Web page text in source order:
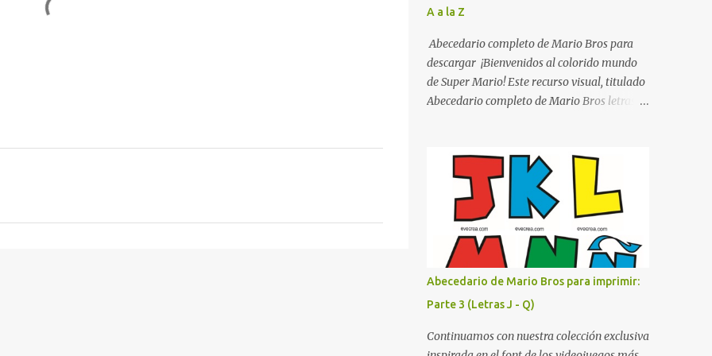
listo para imprimir en alta calidad. Su diseño
busca combinar funcionalidad y estética,
logrando que cualquier institución educativa
proyecte una imagen más organizada y
profesional. ¿Por qué son importantes los
quienes visitan la institución por primera
vez, encontrar la biblioteca, la dirección o un
aula específica puede resultar c...
A a la Z
Abecedario completo de Mario Bros para
descargar ¡Bienvenidos al colorido mundo
de Super Mario! Este recurso visual, titulado
Abecedario completo de Mario Bros letras
de los videojuegos. Este set de letras está
diseñado para transformar cualquier
mensaje en una aventura, utilizando la
tipografía clásica y robusta que los fans han
reconocido por décadas. En esta primera
sección, el abecedario nos presenta:
Identidad Visual: Un diseño de bloques con
bordes negros gruesos que resaltan sobre
cualquier fondo. Paleta de Colores: Una
secuencia dinámica que alterna entre el rojo
de Mario, el verde de Luigi, y los tonos azul y
Abecedario de Mario Bros para imprimir:
Parte 3 (Letras J - Q)
Continuamos con nuestra colección exclusiva